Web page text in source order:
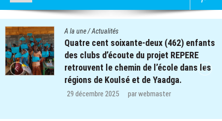
A la une/Actualités
Quatre cent soixante-deux (462) enfants
des clubs d’écoute du projet REPERE
retrouvent le chemin de l’école dans les
régions de Koulsé et de Yaadga.
29 décembre 2025 parwebmaster